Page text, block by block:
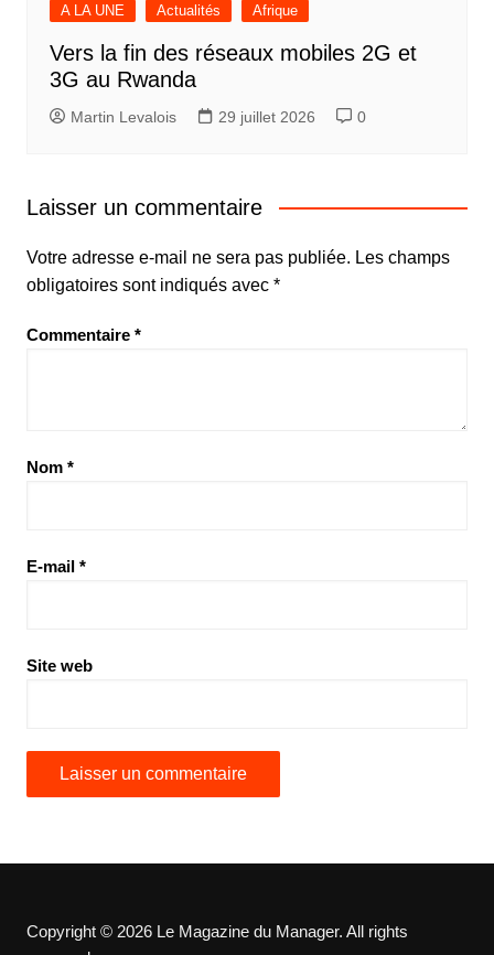
A LA UNE Actualités Afrique
Vers la fin des réseaux mobiles 2G et
3G au Rwanda
Martin Levalois 29 juillet 2026 0
Laisser un commentaire
Votre adresse e-mail ne sera pas publiée. Les champs
obligatoires sont indiqués avec *
Commentaire *
Nom *
E-mail *
Site web
Copyright © 2026 Le Magazine du Manager. All rights